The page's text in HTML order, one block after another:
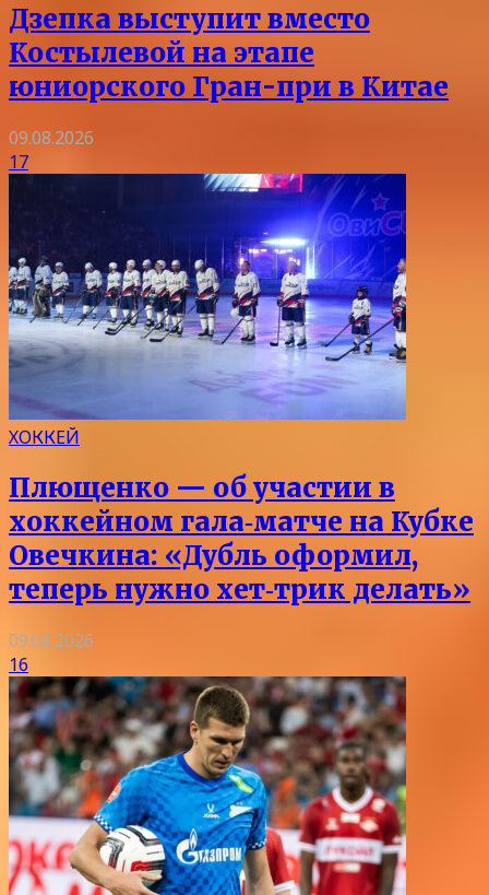
Дзепка выступит вместо
Костылевой на этапе
юниорского Гран-при в Китае
09.08.2026
17
ХОККЕЙ
Плющенко — об участии в
хоккейном гала‑матче на Кубке
Овечкина: «Дубль оформил,
теперь нужно хет‑трик делать»
09.08.2026
16